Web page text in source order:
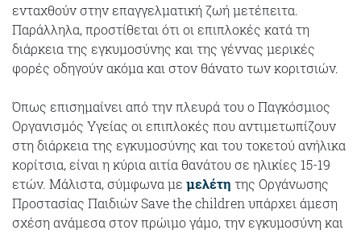
ενταχθούν στην επαγγελματική ζωή μετέπειτα.
Παράλληλα, προστίθεται ότι οι επιπλοκές κατά τη
διάρκεια της εγκυμοσύνης και της γέννας μερικές
φορές οδηγούν ακόμα και στον θάνατο των κοριτσιών.
Όπως επισημαίνει από την πλευρά του ο Παγκόσμιος
Οργανισμός Υγείας οι επιπλοκές που αντιμετωπίζουν
στη διάρκεια της εγκυμοσύνης και του τοκετού ανήλικα
κορίτσια, είναι η κύρια αιτία θανάτου σε ηλικίες 15-19
ετών. Μάλιστα, σύμφωνα με μελέτη της Οργάνωσης
Προστασίας Παιδιών Save the children υπάρχει άμεση
σχέση ανάμεσα στον πρώιμο γάμο, την εγκυμοσύνη και